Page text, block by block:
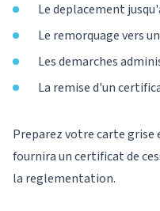
Le deplacement
Le remorquage vers
Les demarches
La remise d'un
Preparez votre carte grise
fournira un certificat de
la reglementation.